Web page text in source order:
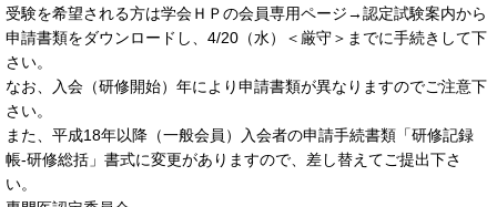
受験を希望される方は学会ＨＰの会員専用ページ→認定試験案内から
申請書類をダウンロードし、4/20（水）＜厳守＞までに手続きして下
さい。
なお、入会（研修開始）年により申請書類が異なりますのでご注意下
さい。
また、平成18年以降（一般会員）入会者の申請手続書類「研修記録
帳-研修総括」書式に変更がありますので、差し替えてご提出下さ
い。